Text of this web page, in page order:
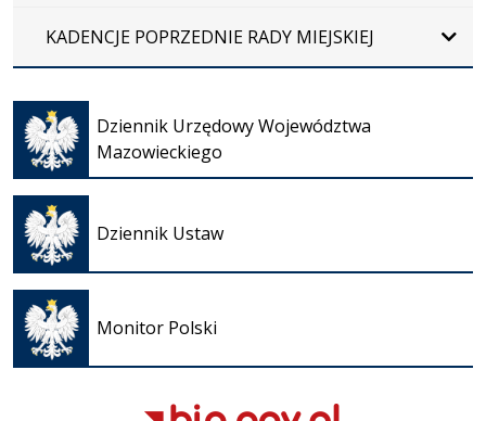
KADENCJE POPRZEDNIE RADY MIEJSKIEJ
Dziennik Urzędowy Województwa
Mazowieckiego
Otwiera
się w
nowej
karcie
Dziennik Ustaw
Otwiera
się w
nowej
karcie
Monitor Polski
Otwiera
się w
nowej
karcie